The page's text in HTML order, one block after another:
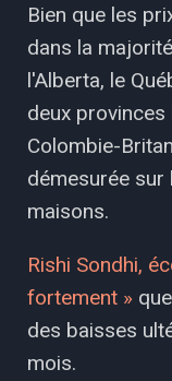
Bien que les
dans la
l'Alberta, le
deux provinces
Colombie-
démesurée sur
maisons.
Rishi Sondhi,
fortement »
des baisses
mois.